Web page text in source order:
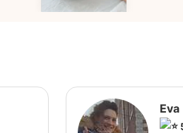
Eva